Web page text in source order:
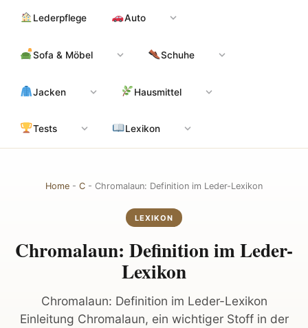
Inhalt
Lederpflege Auto
Sofa & Möbel Schuhe
Jacken Hausmittel
Tests Lexikon
Home - C - Chromalaun: Definition im Leder-Lexikon
LEXIKON
Chromalaun: Definition im Leder-
Lexikon
Chromalaun: Definition im Leder-Lexikon
Einleitung Chromalaun, ein wichtiger Stoff in der